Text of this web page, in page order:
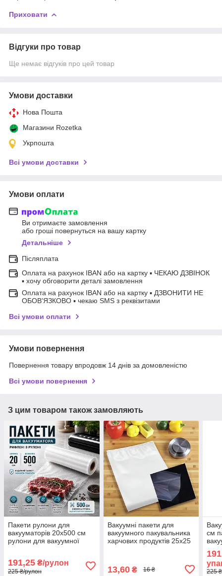
Приховати
Відгуки про товар
Ще немає відгуків про цей товар
Умови доставки
Нова Пошта
Магазини Rozetka
Укрпошта
Всі умови доставки
Умови оплати
Ви отримаєте замовлення
або гроші повернуться на вашу картку
Детальніше
Післяплата
Оплата на рахунок IBAN або на картку ▪ ЧЕКАЮ ДЗВІНОК
▪ хочу обговорити деталі замовлення
Оплата на рахунок IBAN або на картку ▪ ДЗВОНИТИ НЕ
ОБОВ'ЯЗКОВО ▪ чекаю SMS з реквізитами
Всі умови оплати
Умови повернення
Повернення товару впродовж 14 днів за домовленістю
Всі умови повернення
З цим товаром також замовляють
Пакети рулони для
вакууматорів 20х500 см
рулони для вакуумної
191,25 ₴/рулон
225 ₴/рулон
Вакуумні пакети для
вакуумного пакувальника
харчових продуктів 25х25
13,60₴ 16 ₴
см
225